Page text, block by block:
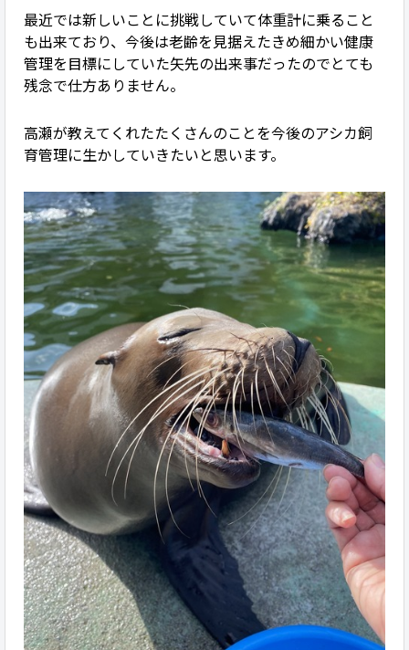
最近では新しいことに挑戦していて体重計に乗ること
も出来ており、今後は老齢を見据えたきめ細かい健康
管理を目標にしていた矢先の出来事だったのでとても
残念で仕方ありません。
高瀬が教えてくれたたくさんのことを今後のアシカ飼
育管理に生かしていきたいと思います。